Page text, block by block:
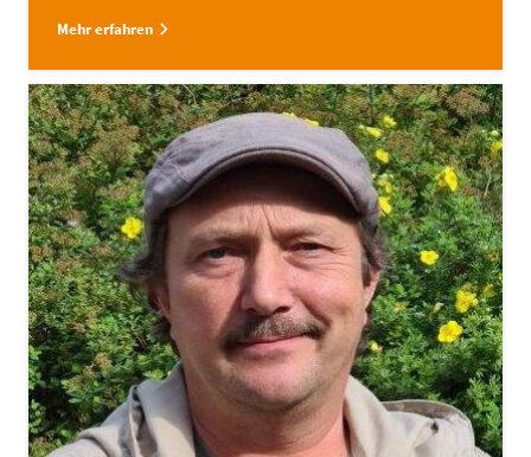
Mehr erfahren